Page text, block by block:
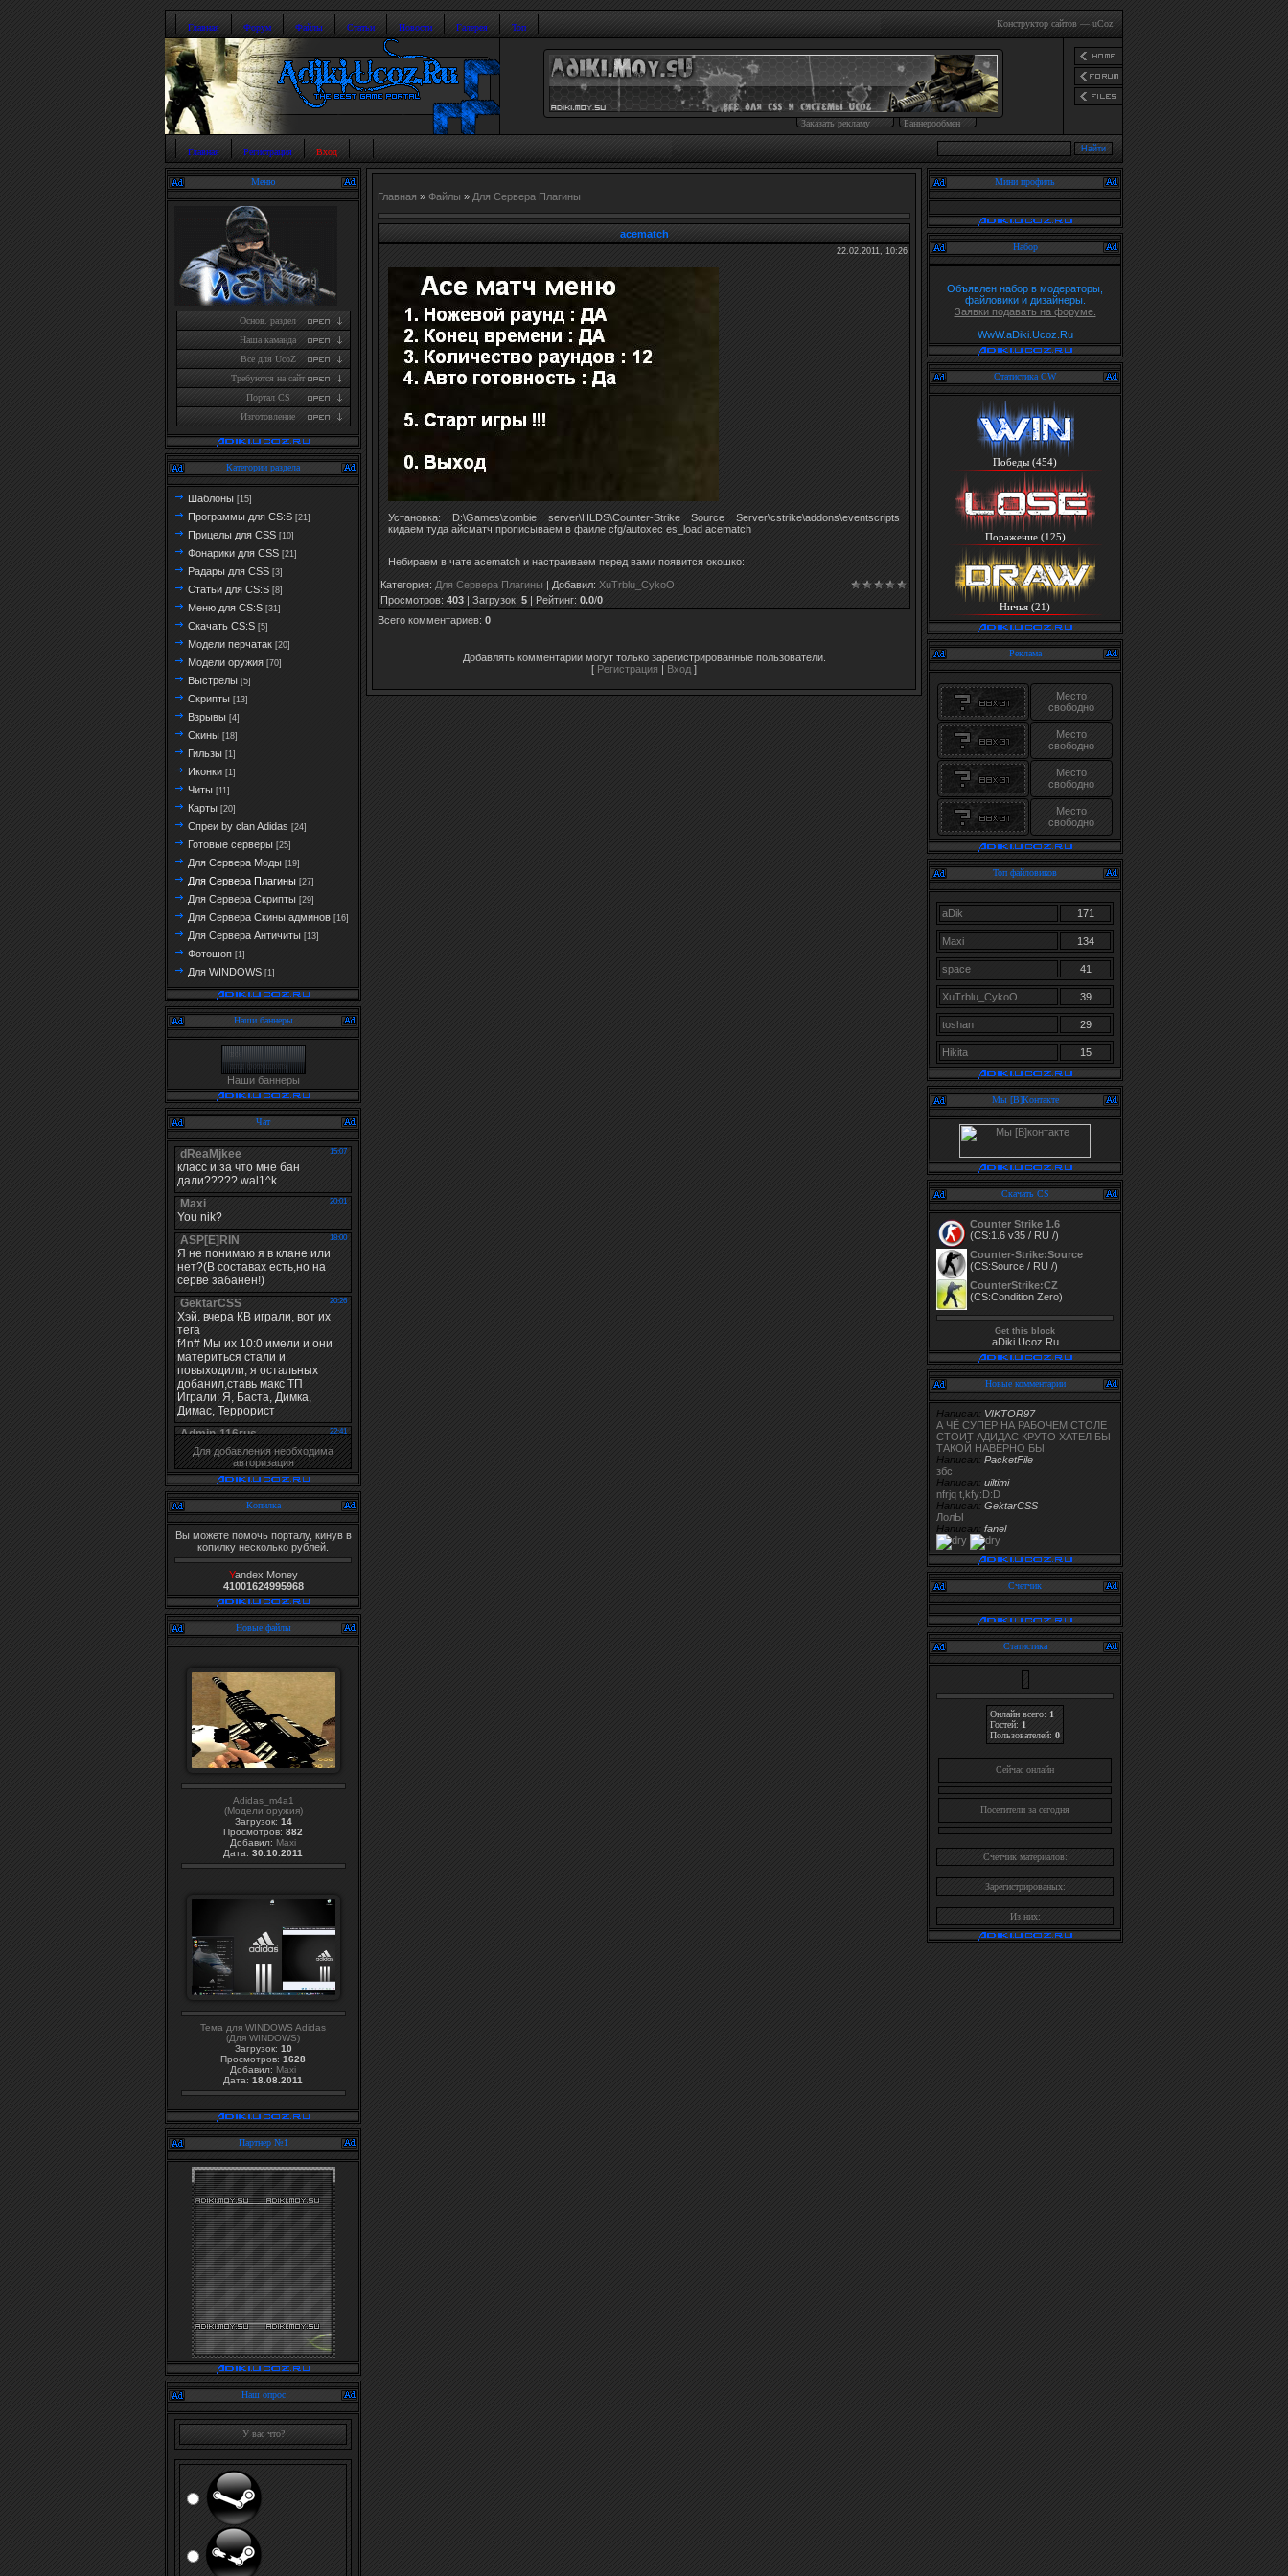
Главная Форум Файлы Статьи Новости Галерея Топ Конструктор сайтов — uCoz
Баннерообмен
Заказать рекламу
Главная Регистрация Вход
Меню
Основ. раздел
Наша каманда
Все для UcoZ
Требуются на сайт
Портал CS
Изготовление
Категории раздела
Шаблоны [15]
Программы для CS:S [21]
Прицелы для CSS [10]
Фонарики для CSS [21]
Радары для CSS [3]
Статьи для CS:S [8]
Меню для CS:S [31]
Скачать CS:S [5]
Модели перчатак [20]
Модели оружия [70]
Выстрелы [5]
Скрипты [13]
Взрывы [4]
Скины [18]
Гильзы [1]
Иконки [1]
Читы [11]
Карты [20]
Спреи by clan Adidas [24]
Готовые серверы [25]
Для Сервера Моды [19]
Для Сервера Плагины [27]
Для Сервера Скрипты [29]
Для Сервера Скины админов [16]
Для Сервера Античиты [13]
Фотошоп [1]
Для WINDOWS [1]
Наши баннеры
Наши баннеры
Чат
Для добавления необходима
авторизация
Копилка
Вы можете помочь порталу, кинув в
копилку несколько рублей.
Yandex Money
41001624995968
Новые файлы
Adidas_m4a1
(Модели оружия)
Загрузок: 14
Просмотров: 882
Добавил: Maxi
Дата: 30.10.2011
Тема для WINDOWS Adidas
(Для WINDOWS)
Загрузок: 10
Просмотров: 1628
Добавил: Maxi
Дата: 18.08.2011
Партнер №1
Наш опрос
У вас что?
Главная » Файлы » Для Сервера Плагины
acematch
22.02.2011, 10:26
Установка: D:\Games\zombie server\HLDS\Counter-Strike Source Server\cstrike\addons\eventscripts
кидаем туда айсматч прописываем в фаиле cfg/autoxec es_load acematch
Небираем в чате acematch и настраиваем перед вами появится окошко:
Категория: Для Сервера Плагины | Добавил: XuTrblu_CykoO
Просмотров: 403 | Загрузок: 5 | Рейтинг: 0.0/0
Всего комментариев: 0
Добавлять комментарии могут только зарегистрированные пользователи.
[ Регистрация | Вход ]
Мини профиль
Набор
Объявлен набор в модераторы,
файловики и дизайнеры.
Заявки подавать на форуме.
WwW.aDiki.Ucoz.Ru
Статистика CW
Победы (454)
Поражение (125)
Ничья (21)
Реклама
Место
свободно
Место
свободно
Место
свободно
Место
свободно
Топ файловиков
aDik 171
Maxi 134
space 41
XuTrblu_CykoO 39
toshan 29
Hikita 15
Мы [В]Контакте
Скачать CS
Counter Strike 1.6
(CS:1.6 v35 / RU /)
Counter-Strike:Source
(CS:Source / RU /)
CounterStrike:CZ
(CS:Condition Zero)
Get this block
aDiki.Ucoz.Ru
Новые комментарии
Написал: VIKTOR97
А ЧЁ СУПЕР НА РАБОЧЕМ СТОЛЕ
СТОИТ АДИДАС КРУТО ХАТЕЛ БЫ
ТАКОЙ НАВЕРНО БЫ
Написал: PacketFile
збс
Написал: uiltimi
nfrjq t,kfy:D:D
Написал: GektarCSS
ЛолЫ
Написал: fanel
Счетчик
Статистика
Онлайн всего: 1
Гостей: 1
Пользователей: 0
Cейчас онлайн
Посетители за сегодня
Счетчик материалов:
Зарегистрированых:
Из них: